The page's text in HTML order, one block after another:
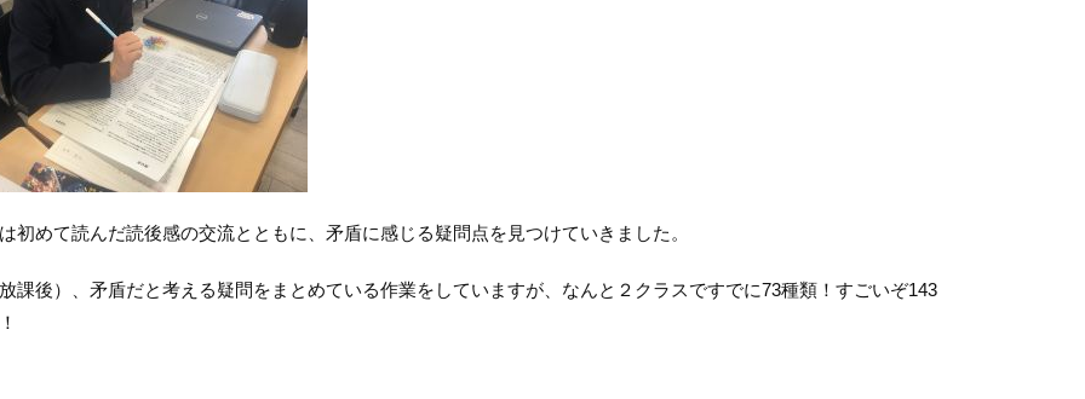
めて読んだ読後感の交流とともに、矛盾に感じる疑問点を見つけていきました。
課後）、 矛盾だと考える疑問をまとめている作業をしていますが、なんと２クラスですでに73種類！すごいぞ143